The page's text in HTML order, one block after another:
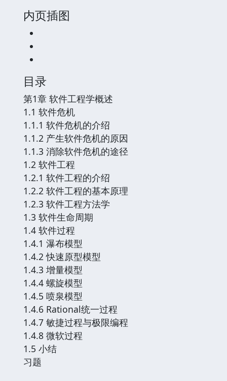
内页插图
目录
第1章 软件工程学概述
1.1 软件危机
1.1.1 软件危机的介绍
1.1.2 产生软件危机的原因
1.1.3 消除软件危机的途径
1.2 软件工程
1.2.1 软件工程的介绍
1.2.2 软件工程的基本原理
1.2.3 软件工程方法学
1.3 软件生命周期
1.4 软件过程
1.4.1 瀑布模型
1.4.2 快速原型模型
1.4.3 增量模型
1.4.4 螺旋模型
1.4.5 喷泉模型
1.4.6 Rational统一过程
1.4.7 敏捷过程与极限编程
1.4.8 微软过程
1.5 小结
习题